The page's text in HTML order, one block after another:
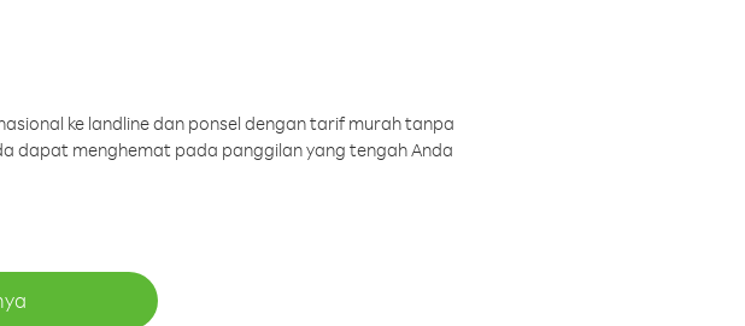
ke landline dan ponsel dengan tarif murah tanpa
dapat menghemat pada panggilan yang tengah Anda